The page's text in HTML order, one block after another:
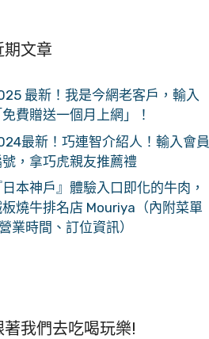
期文章
最新！我是今網老客戶，輸入
免費贈送一個月上網」！
最新！巧連智介紹人！輸入會員
，拿巧虎親友推薦禮
日本神戶』體驗入口即化的牛肉，
燒牛排名店 Mouriya（內附菜單
業時間、訂位資訊）
著我們去吃喝玩樂!